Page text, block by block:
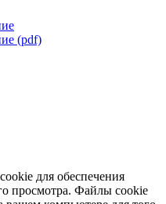
(pdf)
для обеспечения
просмотра. Файлы cookie